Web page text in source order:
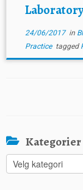
Laboratory
24/06/2017in
Practice tagged
Kategorier
Kategorier